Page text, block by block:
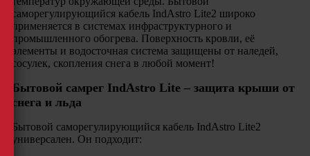
саморегулирующийся кабель IndAstro Lite2 широко
применяется в системах инфраструктурного и
промышленного обогрева. Поверхность кровли, её
элементы и водосточная система защищены от наледей,
сосулек, скопления снега в любой момент!
Бытовой самрег IndAstro Lite – защита крыши от
снега и льда
Бытовой саморегулирующийся кабель IndAstro Lite2
универсален. Он подходит: